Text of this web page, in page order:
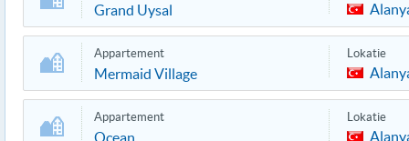
Grand Uysal
Appartement
Mermaid Village
Lokatie
Appartement
Ocean
Lokatie